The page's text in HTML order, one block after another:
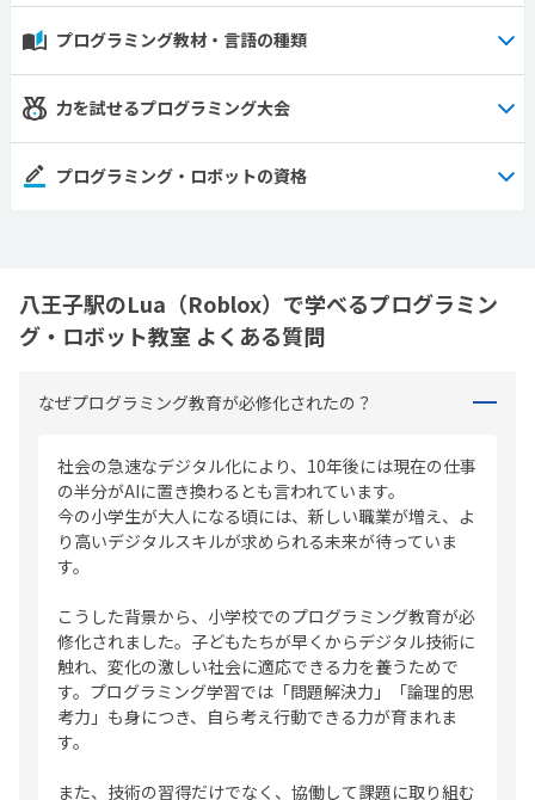
プログラミング教材・言語の種類
力を試せるプログラミング大会
プログラミング・ロボットの資格
八王子駅のLua（Roblox）で学べるプログラミン
グ・ロボット教室 よくある質問
なぜプログラミング教育が必修化されたの？
社会の急速なデジタル化により、10年後には現在の仕事
の半分がAIに置き換わるとも言われています。
今の小学生が大人になる頃には、新しい職業が増え、よ
り高いデジタルスキルが求められる未来が待っていま
す。
こうした背景から、小学校でのプログラミング教育が必
修化されました。子どもたちが早くからデジタル技術に
触れ、変化の激しい社会に適応できる力を養うためで
す。プログラミング学習では「問題解決力」「論理的思
考力」も身につき、自ら考え行動できる力が育まれま
す。
また、技術の習得だけでなく、協働して課題に取り組む